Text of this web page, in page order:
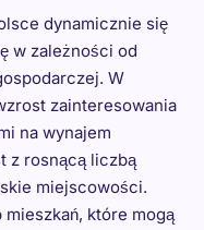
dynamicznie się
w zależności od
W
zainteresowania
na wynajem
z rosnącą liczbą
miejscowości.
które mogą